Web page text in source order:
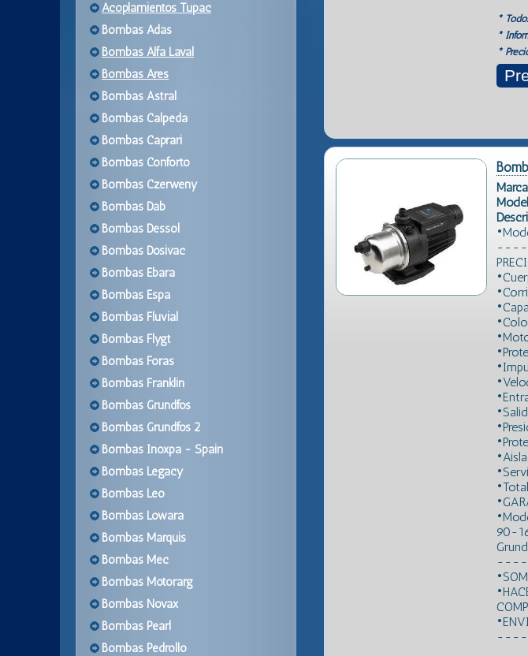
Acoplamientos Tupac
Bombas Adas
Bombas Alfa Laval
Bombas Ares
Bombas Astral
Bombas Calpeda
Bombas Caprari
Bombas Conforto
Bombas Czerweny
Bombas Dab
Bombas Dessol
Bombas Dosivac
Bombas Ebara
Bombas Espa
Bombas Fluvial
Bombas Flygt
Bombas Foras
Bombas Franklin
Bombas Grundfos
Bombas Grundfos 2
Bombas Inoxpa - Spain
Bombas Legacy
Bombas Leo
Bombas Lowara
Bombas Marquis
Bombas Mec
Bombas Motorarg
Bombas Novax
Bombas Pearl
Bombas Pedrollo
*
*
*
----
90-
----